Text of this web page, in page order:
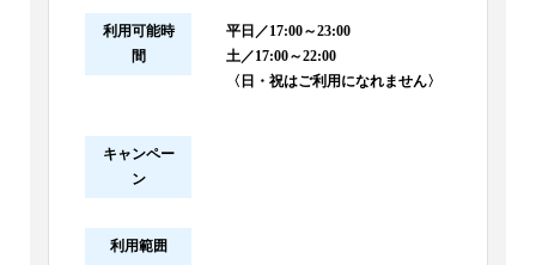
利用可能時
間
平日／17:00～23:00
土／17:00～22:00
〈日・祝はご利用になれません〉
キャンペー
ン
利用範囲